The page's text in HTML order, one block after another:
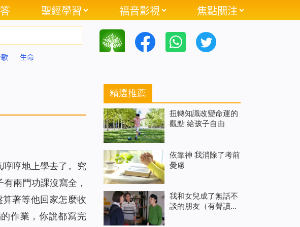
聖經學習 福音影視 焦點關注
生命
哼地上學去了。究
兩門功課沒寫全，
著等他回家怎麼收
作業，你說都寫完
精選推薦
扭轉知識改變命運的
觀點 給孩子自由
依靠神 我消除了考前
憂慮
我和女兒成了無話不
談的朋友（有聲讀